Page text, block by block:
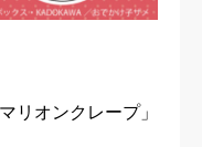
リオンクレープ」